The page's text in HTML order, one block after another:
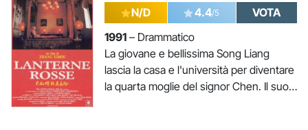
N/D 4.4/5
VOTA
1991 – Drammatico
La giovane e bellissima Song Liang
lascia la casa e l'università per diventare
la quarta moglie del signor Chen. Il suo…